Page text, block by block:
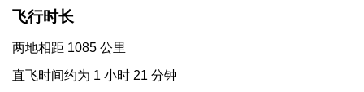
飞行时长
两地相距 1085 公里
直飞时间约为 1 小时 21 分钟